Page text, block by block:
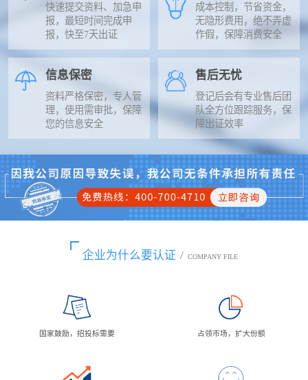
快速提交资料、加急申
报，最短时间完成申
报，快至7天出证
成本控制，节省资金，
无隐形费用，绝不弄虚
作假，保障消费安全
信息保密
资料严格保密，专人管
理，使用需审批，保障
您的信息安全
售后无忧
登记后会有专业售后团
队全方位跟踪服务，保
障出证效率
企业为什么要认证 / COMPANY FILE
国家鼓励，招投标需要 占领市场，扩大份额